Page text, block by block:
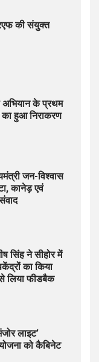
की संयुक्त
अभियान के प्रथम
हुआ निराकरण
जन-विश्वास
कानेड़ एवं
सिंह ने सीहोर में
का किया
लिया फीडबैक
लाइट’
को कैबिनेट